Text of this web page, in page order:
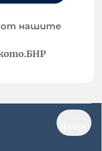
от нашите